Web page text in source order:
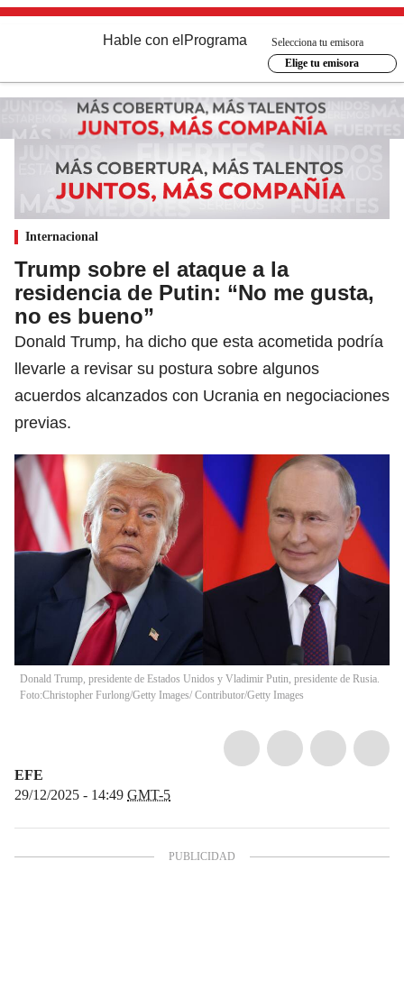
Hable con el Programa
Selecciona tu emisora
Elige tu emisora
Internacional
Trump sobre el ataque a la
residencia de Putin: “No me gusta,
no es bueno”
Donald Trump, ha dicho que esta acometida podría
llevarle a revisar su postura sobre algunos
acuerdos alcanzados con Ucrania en negociaciones
previas.
Donald Trump, presidente de Estados Unidos y Vladimir Putin, presidente de Rusia.
Foto:Christopher Furlong/Getty Images/ Contributor/Getty Images
EFE
29/12/2025 - 14:49 GMT-5